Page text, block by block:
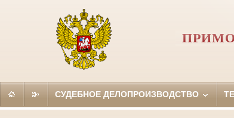
СУДЕБНОЕ ДЕЛОПРОИЗВОДСТВО